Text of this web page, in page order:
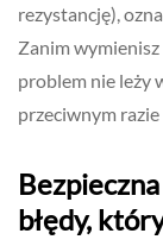
rezystancję),
Zanim wymienisz
problem nie leży
przeciwnym
błędy,